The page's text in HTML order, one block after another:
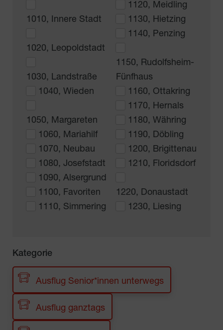
1010, Innere Stadt
1020, Leopoldstadt
1030, Landstraße
1040, Wieden
1050, Margareten
1060, Mariahilf
1070, Neubau
1080, Josefstadt
1090, Alsergrund
1100, Favoriten
1110, Simmering
1120, Meidling
1130, Hietzing
1140, Penzing
1150, Rudolfsheim-
Fünfhaus
1160, Ottakring
1170, Hernals
1180, Währing
1190, Döbling
1200, Brigittenau
1210, Floridsdorf
1220, Donaustadt
1230, Liesing
Kategorie
Ausflug Senior*innen unterwegs
Ausflug ganztags